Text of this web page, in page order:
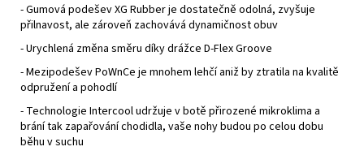
- Gumová podešev XG Rubber je dostatečně odolná, zvyšuje
přilnavost, ale zároveň zachovává dynamičnost obuv
- Urychlená změna směru díky drážce D-Flex Groove
- Mezipodešev PoWnCe je mnohem lehčí aniž by ztratila na kvalitě
odpružení a pohodlí
- Technologie Intercool udržuje v botě přirozené mikroklima a
brání tak zapařování chodidla, vaše nohy budou po celou dobu
běhu v suchu